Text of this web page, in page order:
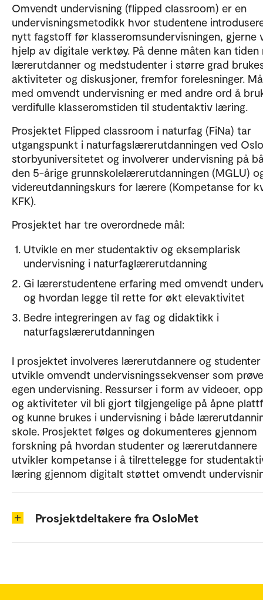
Omvendt undervisning (flipped classroom) er en
undervisningsmetodikk hvor studentene
nytt fagstoff før klasseromsundervisningen, gjerne
hjelp av digitale verktøy. På denne måten kan tiden
lærerutdanner og medstudenter i større grad
aktiviteter og diskusjoner, fremfor forelesninger.
med omvendt undervisning er med andre ord å
verdifulle klasseromstiden til studentaktiv læring.
Prosjektet Flipped classroom i naturfag (FiNa) tar
utgangspunkt i naturfagslærerutdanningen ved
storbyuniversitetet og involverer undervisning på
den 5-årige grunnskolelærerutdanningen (MGLU)
videreutdanningskurs for lærere (Kompetanse for
KFK).
Prosjektet har tre overordnede mål:
Utvikle en mer studentaktiv og eksemplarisk
undervisning i naturfaglærerutdanning
Gi lærerstudentene erfaring med omvendt
og hvordan legge til rette for økt elevaktivitet
Bedre integreringen av fag og didaktikk i
naturfagslærerutdanningen
I prosjektet involveres lærerutdannere og studenter
utvikle omvendt undervisningssekvenser som
egen undervisning. Ressurser i form av videoer,
og aktiviteter vil bli gjort tilgjengelige på åpne
og kunne brukes i undervisning i både
skole. Prosjektet følges og dokumenteres gjennom
forskning på hvordan studenter og lærerutdannere
utvikler kompetanse i å tilrettelegge for
læring gjennom digitalt støttet omvendt
Prosjektdeltakere fra OsloMet